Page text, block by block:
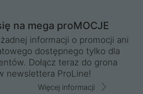
na mega proMOCJE
informacji o promocji ani
dostępnego tylko dla
Dołącz teraz do grona
newslettera ProLine!
Więcej informacji